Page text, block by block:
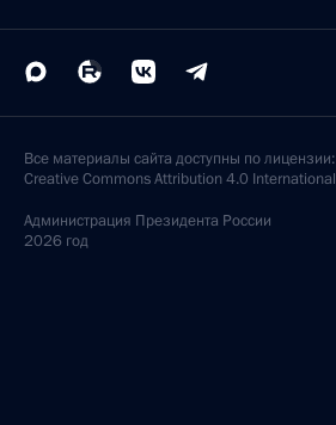
Все материалы сайта доступны по лицензии:
Creative Commons Attribution 4.0 International
Администрация Президента России
2026 год